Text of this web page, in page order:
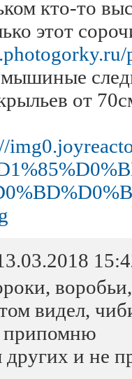
кто-то
этот
от
видел,
припомню
других и не